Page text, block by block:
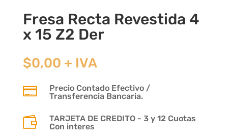
Fresa Recta Revestida 4
x 15 Z2 Der
$0,00 + IVA

Precio Contado Efectivo /
Transferencia Bancaria.

TARJETA DE CREDITO - 3 y 12 Cuotas
Con interes